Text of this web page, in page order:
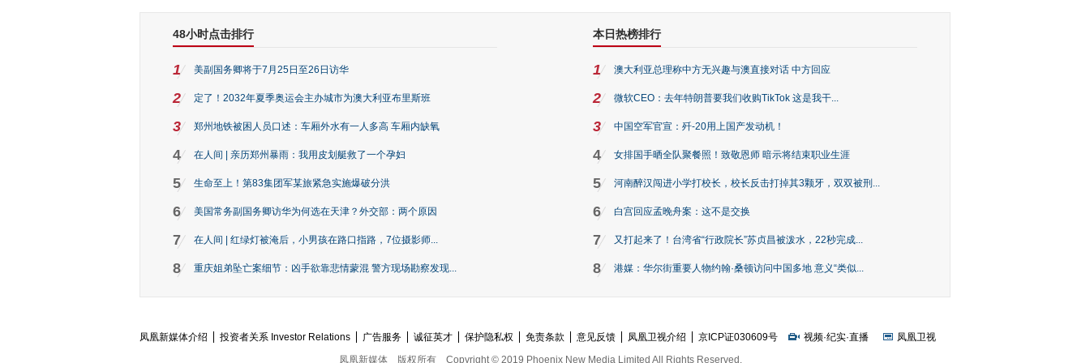
48小时点击排行
1 美副国务卿将于7月25日至26日访华
2 定了！2032年夏季奥运会主办城市为澳大利亚布里斯班
3 郑州地铁被困人员口述：车厢外水有一人多高 车厢内缺氧
4 在人间 | 亲历郑州暴雨：我用皮划艇救了一个孕妇
5 生命至上！第83集团军某旅紧急实施爆破分洪
6 美国常务副国务卿访华为何选在天津？外交部：两个原因
7 在人间 | 红绿灯被淹后，小男孩在路口指路，7位摄影师...
8 重庆姐弟坠亡案细节：凶手欲靠悲情蒙混 警方现场勘察发现...
本日热榜排行
1 澳大利亚总理称中方无兴趣与澳直接对话 中方回应
2 微软CEO：去年特朗普要我们收购TikTok 这是我干...
3 中国空军官宣：歼-20用上国产发动机！
4 女排国手晒全队聚餐照！致敬恩师 暗示将结束职业生涯
5 河南醉汉闯进小学打校长，校长反击打掉其3颗牙，双双被刑...
6 白宫回应孟晚舟案：这不是交换
7 又打起来了！台湾省“行政院长”苏贞昌被泼水，22秒完成...
8 港媒：华尔街重要人物约翰·桑顿访问中国多地 意义“类似...
凤凰新媒体介绍 投资者关系 Investor Relations 广告服务 诚征英才 保护隐私权 免责条款 意见反馈 凤凰卫视介绍 京ICP证030609号 视频·纪实·直播
凤凰卫视
凤凰新媒体
版权所有 Copyright © 2019 Phoenix New Media Limited All Rights Reserved.